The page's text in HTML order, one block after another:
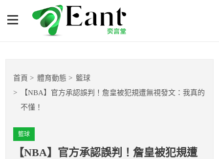
【NBA】官方承認誤判！詹
皇被犯規遭無視發文：我真
籃球
棒球
球隊數據
首頁 體育動態
籃球
【NBA】官方承認誤判！詹皇被犯規遭無視發文：我真的
不懂！
籃球
【NBA】官方承認誤判！詹皇被犯規遭